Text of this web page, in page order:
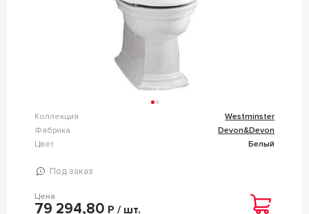
Коллекция
Westminster
Фабрика
Devon&Devon
Цвет
Белый
Под заказ
Цена
79 294,80 Р / шт.